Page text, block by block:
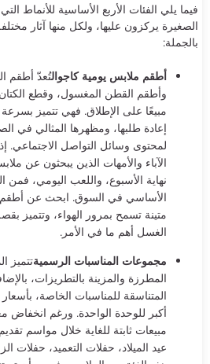
فيما يلي الفئات الأربع الأساسية للأنماط
الصغيرة يركزون عليها، ولكل منها آثار
بالجملة:
أطقم ملابس يومية كاجوالتُعدّ أطقم
وأطقم القطن المغسول، وقطع الكتان
مبيعًا على الإطلاق. فهي تتميز بسرعة
إعادة طلبها، ومظهرها المثالي في
لمحتوى وسائل التواصل الاجتماعي.
الآباء والأمهات الذين يبحثون عن
نهاية الأسبوع، واللعب اليومي،
الأساسي في السوق. ابحث عن
متينة تسمح بمرور الهواء، وتتميز
الغسل أهم ما في الأمر.
مجموعات المناسبات الرسميةتتميز
المطرزة والمزينة بالتطريزات،
المتناسقة للمناسبات الخاصة،
أكبر للوحدة الواحدة. ورغم انخفاض
مبيعات ثابتة للغاية خلال مواسم
عيد الميلاد، حفلات التعميد، حفلات